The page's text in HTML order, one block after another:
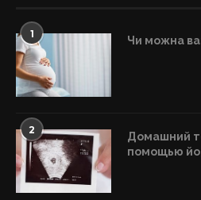
1 Чи можна
2
Домашний
помощью